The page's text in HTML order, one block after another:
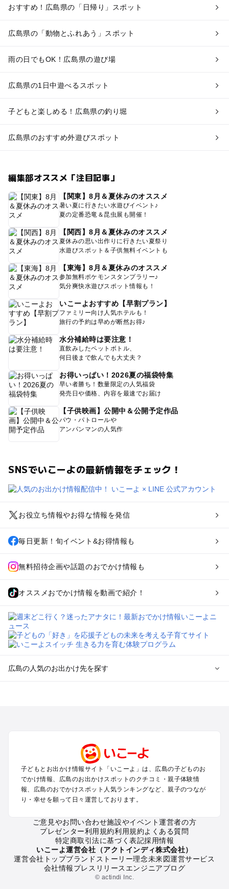
おすすめ！広島県の「日帰り」スポット
広島県の「動物とふれあう」スポット
雨の日でもOK！広島県の遊び場
広島県の1日中遊べるスポット
子どもと楽しめる！広島県の釣り堀
広島県のおすすめ外遊びスポット
編集部オススメ「注目記事」
【関東】8月＆夏休みのオススメ
暑い夏に行きたい水遊びイベント♪
夏の定番恐竜＆昆虫展も開催！
【関西】8月＆夏休みのオススメ
夏休みの思い出作りに行きたい夏祭り
水遊びスポット＆子供無料イベントも
【東海】8月＆夏休みのオススメ
参加無料ポケモンスタンプラリー♪
気分爽快水遊びスポット情報も！
いこーよおすすめ【早割プラン】
ファミリー向け人気ホテルも！
旅行の予約は早めが断然お得♪
水分補給時は要注意！
直飲みしたペットボトル、
何日後まで飲んでも大丈夫？
お得いっぱい！2026夏の福袋特集
早い者勝ち！数量限定の人気福袋
発売日や価格、内容を最速でお届け
【子供映画】公開中＆公開予定作品
パウ・パトロールや
アンパンマンの人気作
SNSでいこーよの最新情報をチェック！
お役立ち情報やお得な情報を発信
毎日更新！旬イベント&お得情報も
無料招待企画や話題のおでかけ情報も
オススメおでかけ情報を動画で紹介！
広島の人気のお出かけ先を探す
三次・庄原・三段峡・世羅・芸北のプールお出かけ
広島の定番お出かけスポット
広島の遊園地
広島の動物園
広島の釣り
広島の牧場
広島のプール
広島のアスレチック
広島の公園・総合公園
子どもとお出かけ情報サイト「いこーよ」は、広島の子どものお
でかけ情報、広島のお出かけスポットのクチコミ・親子体験情
報、広島のおでかけスポット人気ランキングなど、親子のつなが
り・幸せを願って日々運営しております。
ご意見やお問い合わせ施設やイベント運営者の方
プレゼンター利用規約利用規約よくある質問
特定商取引法に基づく表記採用情報
いこーよ運営会社（アクトインディ株式会社）
運営会社トップブランドストーリー理念未来図運営サービス
会社情報プレスリリース エンジニアブログ
© actindi Inc.